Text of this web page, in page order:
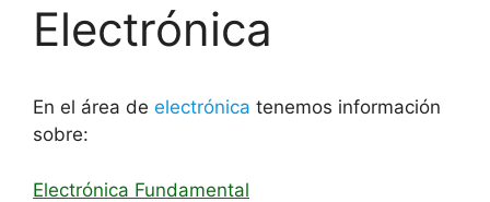
Electrónica
En el área de electrónica tenemos información
sobre:
Electrónica Fundamental